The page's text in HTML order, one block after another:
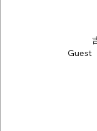
Guest